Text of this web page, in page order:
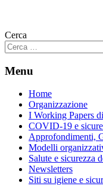
Cerca
Menu
Home
Organizzazione
I Working Papers
COVID-19 e
Approfondimenti,
Modelli
Salute e sicurezza
Newsletters
Siti su igiene e